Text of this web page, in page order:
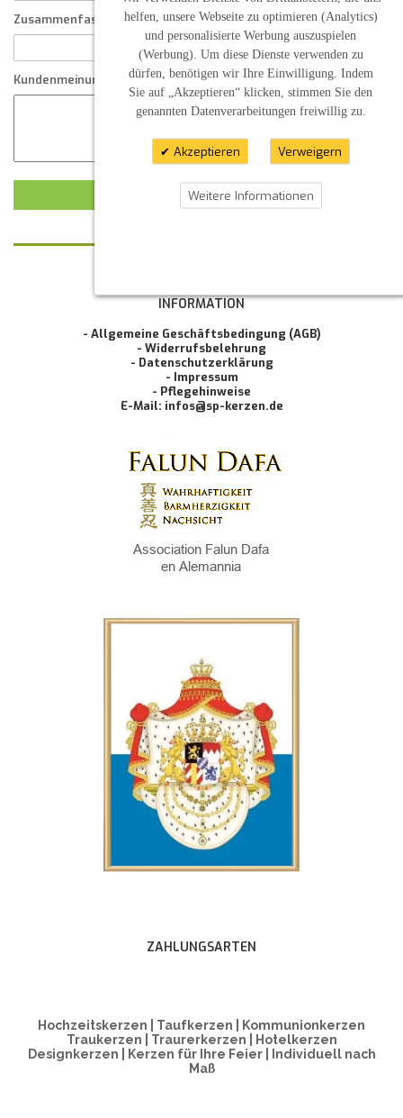
Zusammenfassung Ihrer Kundenmeinung
Kundenmeinung
KUNDENMEINUNG ABSCHICKEN
INFORMATION
- Allgemeine Geschäftsbedingung (AGB)
- Widerrufsbelehrung
- Datenschutzerklärung
- Impressum
- Pflegehinweise
E-Mail: infos@sp-kerzen.de
ZAHLUNGSARTEN
Hochzeitskerzen | Taufkerzen | Kommunionkerzen
Traukerzen | Traurerkerzen | Hotelkerzen
Designkerzen | Kerzen für Ihre Feier | Individuell nach
Maß
helfen, unsere Webseite zu optimieren (Analytics)
und personalisierte Werbung auszuspielen
(Werbung). Um diese Dienste verwenden zu
dürfen, benötigen wir Ihre Einwilligung. Indem
Sie auf „Akzeptieren“ klicken, stimmen Sie den
genannten Datenverarbeitungen freiwillig zu.
Akzeptieren Verweigern
Weitere Informationen